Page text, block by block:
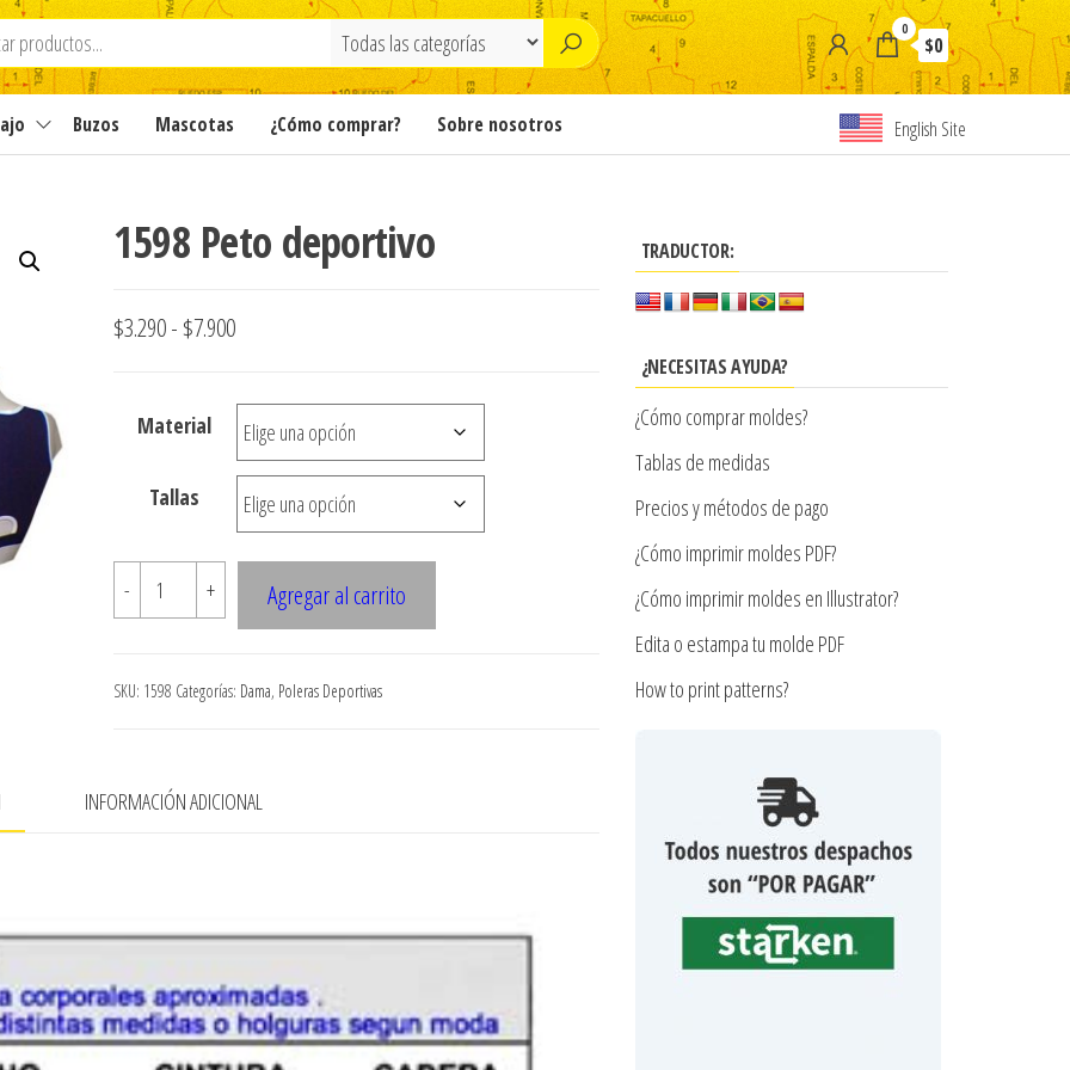
0
$0
Buzos Mascotas ¿Cómo comprar? Sobre nosotros English Site
1598 Peto deportivo
$3.290- $7.900Rango
precios:
desde
$3.290
hasta
$7.900
Material
Tallas
-
1598
Peto
cantidad
+ Agregar al carrito
SKU: 1598 Categorías: Dama, Poleras Deportivas
INFORMACIÓN ADICIONAL
TRADUCTOR:
¿NECESITAS AYUDA?
¿Cómo comprar moldes?
Tablas de medidas
Precios y métodos de pago
¿Cómo imprimir moldes PDF?
¿Cómo imprimir moldes en Illustrator?
Edita o estampa tu molde PDF
How to print patterns?